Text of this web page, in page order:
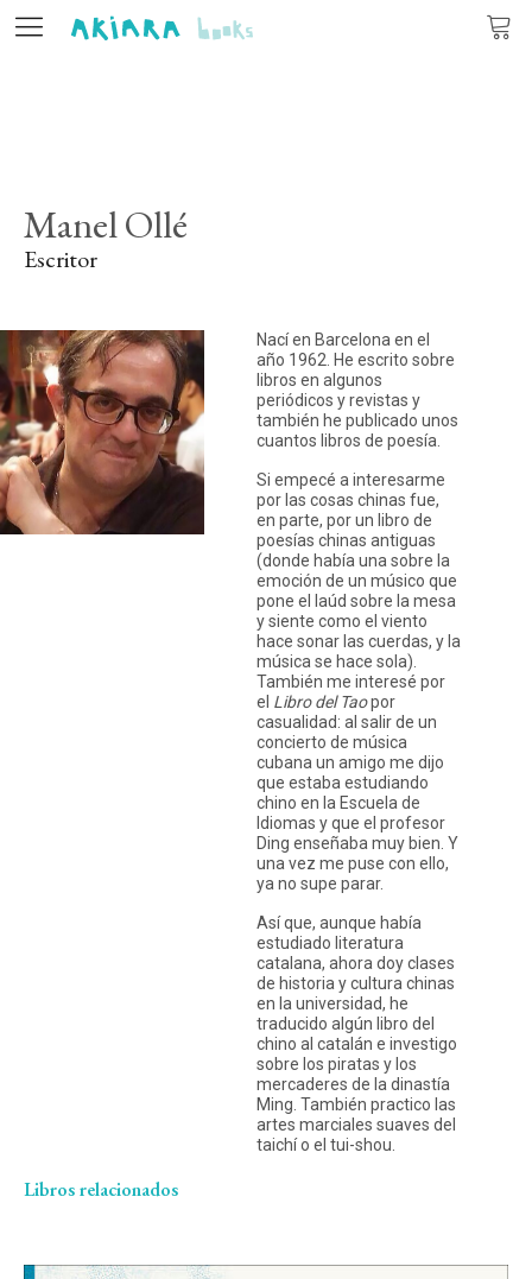
Contacto
ES
Twitter
(X)
Vimeo
Manel Ollé
Escritor
Nací en Barcelona en el
año 1962. He escrito sobre
libros en algunos
periódicos y revistas y
también he publicado unos
cuantos libros de poesía.
Si empecé a interesarme
por las cosas chinas fue,
en parte, por un libro de
poesías chinas antiguas
(donde había una sobre la
emoción de un músico que
pone el laúd sobre la mesa
y siente como el viento
hace sonar las cuerdas, y la
música se hace sola).
También me interesé por
el Libro del Taopor
casualidad: al salir de un
concierto de música
cubana un amigo me dijo
que estaba estudiando
chino en la Escuela de
Idiomas y que el profesor
Ding enseñaba muy bien. Y
una vez me puse con ello,
ya no supe parar.
Así que, aunque había
estudiado literatura
catalana, ahora doy clases
de historia y cultura chinas
en la universidad, he
traducido algún libro del
chino al catalán e investigo
sobre los piratas y los
mercaderes de la dinastía
Ming. También practico las
artes marciales suaves del
taichí o el tui-shou.
Libros relacionados